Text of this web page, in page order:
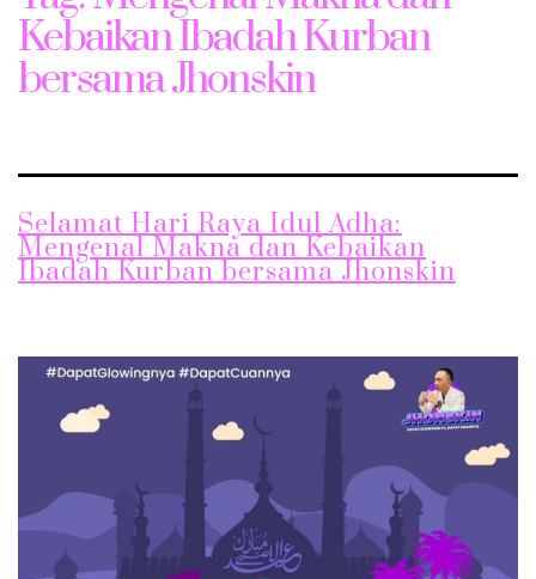
Kebaikan Ibadah Kurban
bersama Jhonskin
Selamat Hari Raya Idul Adha:
Mengenal Makna dan Kebaikan
Ibadah Kurban bersama Jhonskin